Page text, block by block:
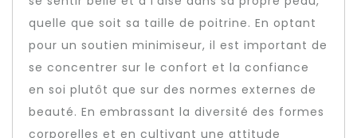
quelle que soit sa taille de poitrine. En optant
pour un soutien minimiseur, il est important de
se concentrer sur le confort et la confiance
en soi plutôt que sur des normes externes de
beauté. En embrassant la diversité des formes
corporelles et en cultivant une attitude